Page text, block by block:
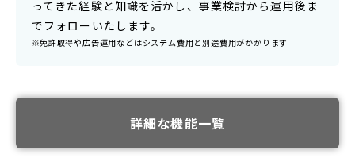
ってきた経験と知識を活かし、事業検討から運用後ま
でフォローいたします。
免許取得や広告運用などはシステム費用と別途費用がかかります
詳細な機能一覧